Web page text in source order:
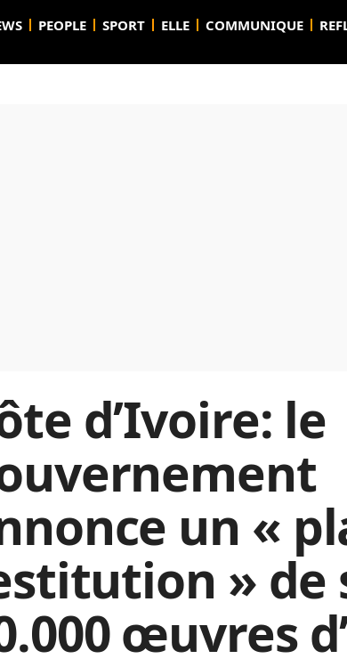
PEOPLE SPORT ELLE COMMUNIQUE
d’Ivoire: le
un «
» de
œuvres